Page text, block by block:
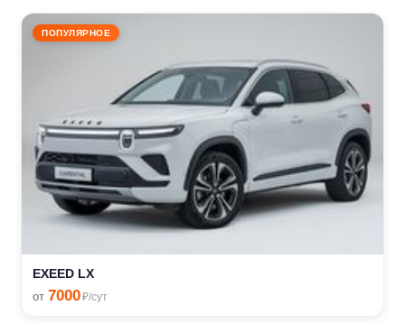
ПОПУЛЯРНОЕ
EXEED LX
от 7000₽/сут